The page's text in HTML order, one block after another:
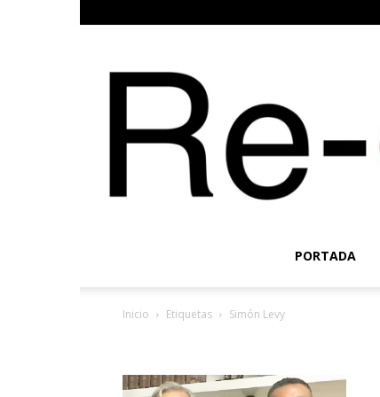
PORTADA
Inicio Etiquetas Simón Levy